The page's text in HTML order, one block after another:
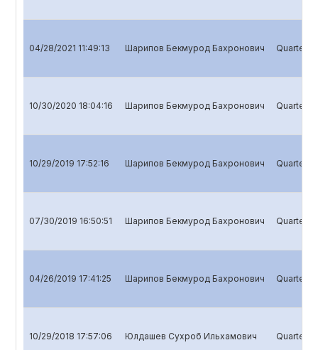
04/28/2021 11:49:13 Шарипов Бекмурод Бахронович
10/30/2020 18:04:16 Шарипов Бекмурод Бахронович
10/29/2019 17:52:16 Шарипов Бекмурод Бахронович
07/30/2019 16:50:51 Шарипов Бекмурод Бахронович
04/26/2019 17:41:25 Шарипов Бекмурод Бахронович
10/29/2018 17:57:06 Юлдашев Сухроб Ильхамович